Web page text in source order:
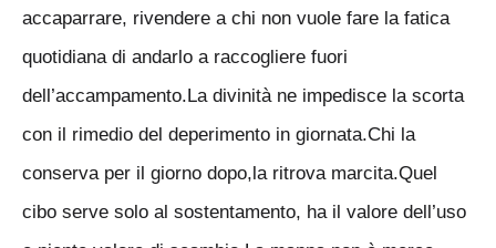
accaparrare, rivendere a chi non vuole fare la fatica
quotidiana di andarlo a raccogliere fuori
dell’accampamento.La divinità ne impedisce la scorta
con il rimedio del deperimento in giornata.Chi la
conserva per il giorno dopo,la ritrova marcita.Quel
cibo serve solo al sostentamento, ha il valore dell’uso